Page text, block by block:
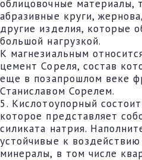
облицовочные материалы,
абразивные круги,
другие изделия, которые
большой нагрузкой.
К магнезиальным
цемент Сореля, состав
еще в позапрошлом веке
Станиславом Сорелем.
5. Кислотоупорный
которое представляет
силиката натрия.
устойчивые к
минералы, в том числе